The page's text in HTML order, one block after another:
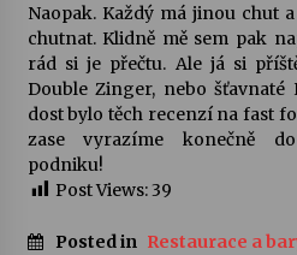
Naopak. Každý má jinou chut
chutnat. Klidně mě sem pak
rád si je přečtu. Ale já si
Double Zinger, nebo
dost bylo těch recenzí na fast
zase vyrazíme konečně
podniku!
Post Views:39
Posted in Restaurace a